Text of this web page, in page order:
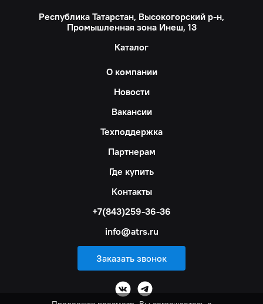
Республика Татарстан, Высокогорский р-н,
Промышленная зона Инеш, 13
Каталог
О компании
Новости
Вакансии
Техподдержка
Партнерам
Где купить
Контакты
+7(843)259-36-36
info@atrs.ru
Заказать звонок